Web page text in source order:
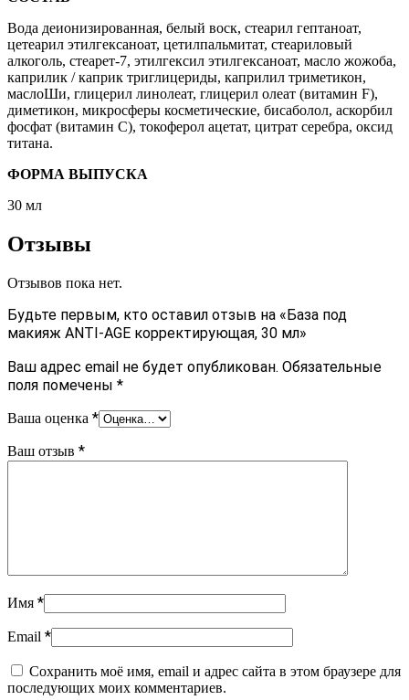
Вода деионизированная, белый воск, стеарил гептаноат,
цетеарил этилгексаноат, цетилпальмитат, стеариловый
алкоголь, стеарет-7, этилгексил этилгексаноат, масло жожоба,
каприлик / каприк триглицериды, каприлил триметикон,
маслоШи, глицерил линолеат, глицерил олеат (витамин F),
диметикон, микросферы косметические, бисаболол, аскорбил
фосфат (витамин С), токоферол ацетат, цитрат серебра, оксид
титана.
ФОРМА ВЫПУСКА
30 мл
Отзывы
Отзывов пока нет.
Будьте первым, кто оставил отзыв на «База под
макияж ANTI-AGE корректирующая, 30 мл»
Ваш адрес email не будет опубликован. Обязательные
поля помечены *
Ваша оценка *
Ваш отзыв *
Имя *
Email *
Сохранить моё имя, email и адрес сайта в этом браузере для
последующих моих комментариев.